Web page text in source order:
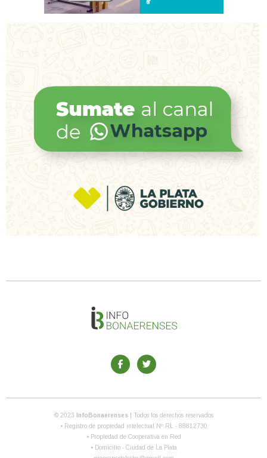
© 2023 InfoBonaerenses
| Todos los derechos reservados
• Registro de propiedad intelectual Nº RL - 88812730
• Propiedad de Cooperativa en Red
• Domicilio - Ciudad de La Plata